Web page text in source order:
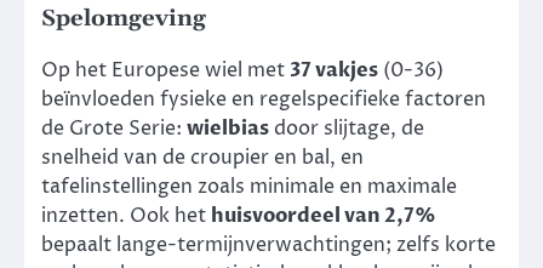
Spelomgeving
Op het Europese wiel met 37 vakjes (0-36)
beïnvloeden fysieke en regelspecifieke factoren
de Grote Serie: wielbias door slijtage, de
snelheid van de croupier en bal, en
tafelinstellingen zoals minimale en maximale
inzetten. Ook het huisvoordeel van 2,7%
bepaalt lange-termijnverwachtingen; zelfs korte